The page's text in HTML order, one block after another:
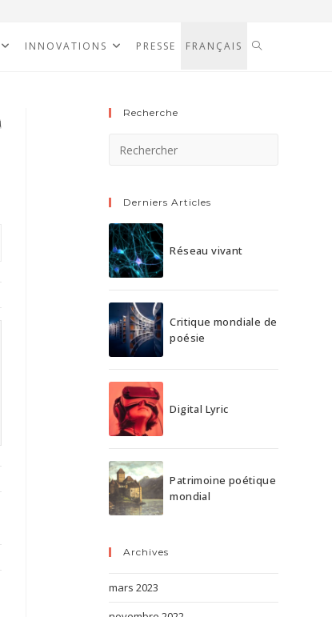
INNOVATIONS PRESSE FRANÇAIS
Recherche
Derniers Articles
Réseau vivant
Critique mondiale de
poésie
Digital Lyric
Patrimoine poétique
mondial
Archives
mars 2023